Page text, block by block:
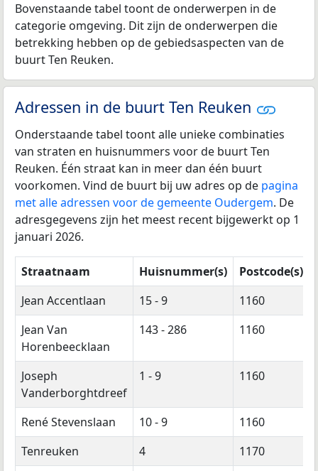
Bovenstaande tabel toont de onderwerpen in de
categorie omgeving. Dit zijn de onderwerpen die
betrekking hebben op de gebiedsaspecten van de
buurt Ten Reuken.
Adressen in de buurt Ten Reuken
Onderstaande tabel toont alle unieke combinaties
van straten en huisnummers voor de buurt Ten
Reuken. Één straat kan in meer dan één buurt
voorkomen. Vind de buurt bij uw adres op de pagina
met alle adressen voor de gemeente Oudergem. De
adresgegevens zijn het meest recent bijgewerkt op 1
januari 2026.
Straatnaam Huisnummer(s)
Postcode(s)
Jean Accentlaan
15 - 9
1160
Jean Van
Horenbeecklaan
143 - 286 1160
Joseph
Vanderborghtdreef
1 - 9 1160
René Stevenslaan 10 - 9
1160
Tenreuken
4
1170